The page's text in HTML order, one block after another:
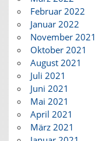
Februar 2022
Januar 2022
November 2021
Oktober 2021
August 2021
Juli 2021
Juni 2021
Mai 2021
April 2021
März 2021